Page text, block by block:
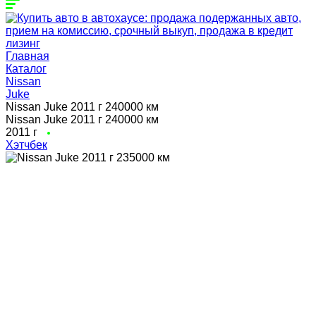
Главная
Каталог
Nissan
Juke
Nissan Juke 2011 г 240000 км
Nissan Juke 2011 г 240000 км
2011 г
Хэтчбек